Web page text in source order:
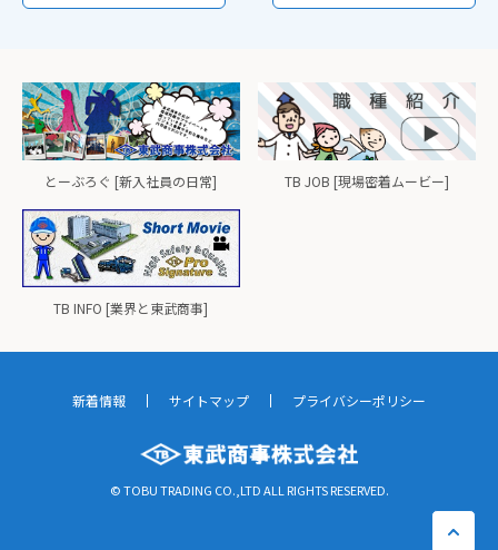
とーぶろぐ [新入社員の日常] TB JOB [現場密着ムービー]
TB INFO [業界と東武商事]
新着情報 サイトマップ プライバシーポリシー
© TOBU TRADING CO.,LTD ALL RIGHTS RESERVED.